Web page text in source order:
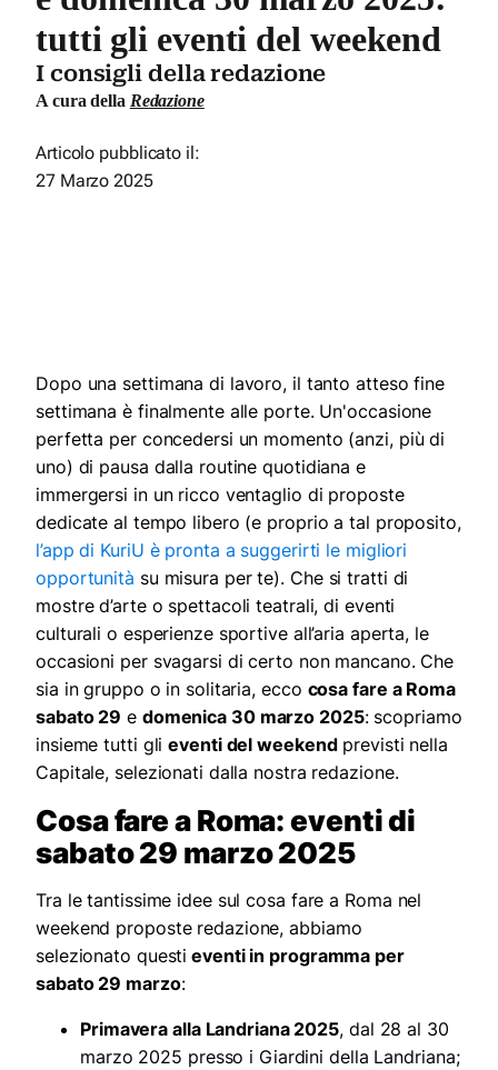
tutti gli eventi del weekend
I consigli della redazione
A cura della Redazione
Articolo pubblicato il:
27 Marzo 2025
Dopo una settimana di lavoro, il tanto atteso fine
settimana è finalmente alle porte. Un'occasione
perfetta per concedersi un momento (anzi, più di
uno) di pausa dalla routine quotidiana e
immergersi in un ricco ventaglio di proposte
dedicate al tempo libero (e proprio a tal proposito,
l’app di KuriU è pronta a suggerirti le migliori
opportunità su misura per te). Che si tratti di
mostre d’arte o spettacoli teatrali, di eventi
culturali o esperienze sportive all’aria aperta, le
occasioni per svagarsi di certo non mancano. Che
sia in gruppo o in solitaria, ecco cosa fare a Roma
sabato 29 e domenica 30 marzo 2025: scopriamo
insieme tutti glieventi del weekendprevisti nella
Capitale, selezionati dalla nostra redazione.
Cosa fare a Roma: eventi di
sabato 29 marzo 2025
Tra le tantissime idee sul cosa fare a Roma nel
weekend proposte redazione, abbiamo
selezionato questi eventi in programma per
sabato 29 marzo:
Primavera alla Landriana 2025, dal 28 al 30
marzo 2025 presso i Giardini della Landriana;